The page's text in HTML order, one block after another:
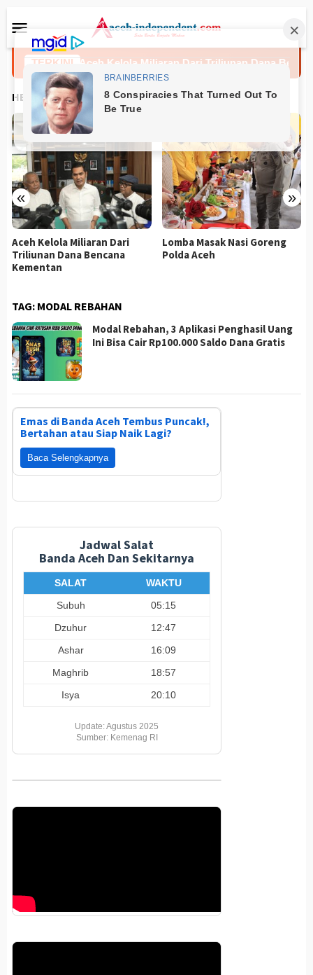
ke
kontenMobile
TERKINIAceh Kelola Miliaran Dari Triliunan Dana Bencana
HEADLINES
« »
Dari
Bencana
Lomba Masak Nasi Goreng
Polda Aceh
Prediksi
TAG: MODAL REBAHAN
Modal Rebahan, 3 Aplikasi Penghasil Uang
Ini Bisa Cair Rp100.000 Saldo Dana Gratis
Emas di Banda Aceh Tembus Puncak!,
Bertahan atau Siap Naik Lagi?
Baca Selengkapnya
Jadwal Salat
Banda Aceh Dan Sekitarnya
SALAT
WAKTU
Subuh
05:15
Dzuhur
12:47
Ashar
16:09
Maghrib
18:57
Isya
20:10
Update: Agustus 2025
Sumber: Kemenag RI
Pemutar